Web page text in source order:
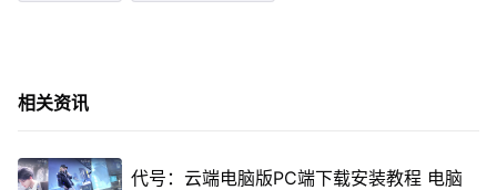
相关资讯
代号：云端电脑版PC端下载安装教程 电脑